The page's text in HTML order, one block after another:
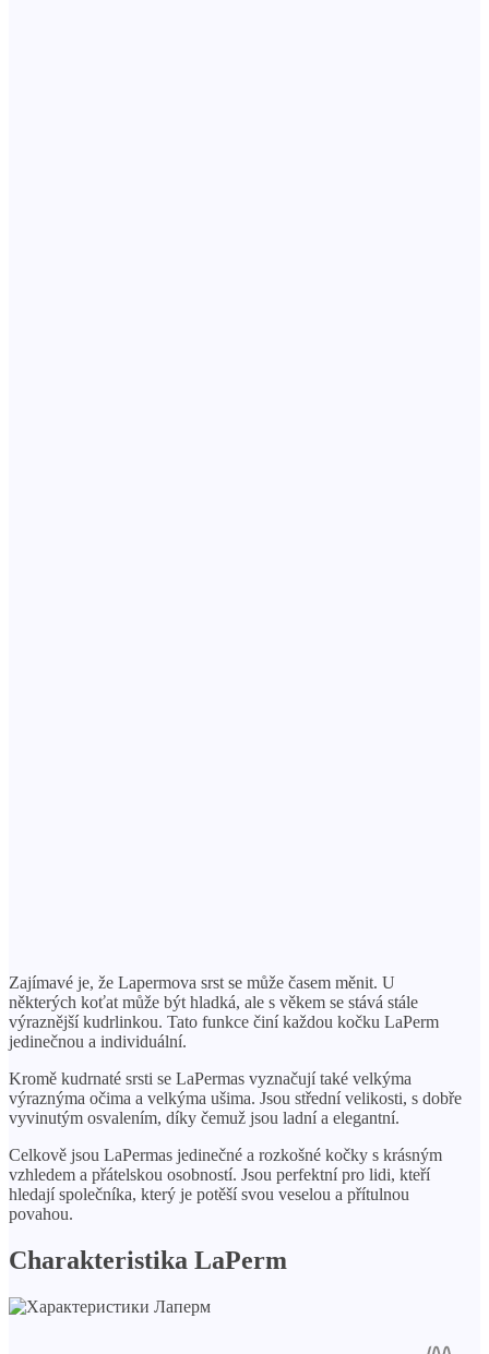
Zajímavé je, že Lapermova srst se může časem měnit. U
některých koťat může být hladká, ale s věkem se stává stále
výraznější kudrlinkou. Tato funkce činí každou kočku LaPerm
jedinečnou a individuální.
Kromě kudrnaté srsti se LaPermas vyznačují také velkýma
výraznýma očima a velkýma ušima. Jsou střední velikosti, s dobře
vyvinutým osvalením, díky čemuž jsou ladní a elegantní.
Celkově jsou LaPermas jedinečné a rozkošné kočky s krásným
vzhledem a přátelskou osobností. Jsou perfektní pro lidi, kteří
hledají společníka, který je potěší svou veselou a přítulnou
povahou.
Charakteristika LaPerm